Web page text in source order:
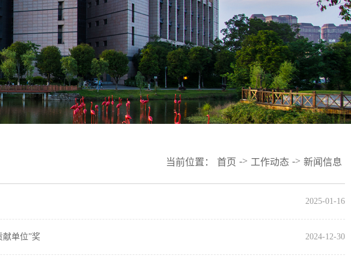
当前位置： 首页 -> 工作动态 -> 新闻信息
2025-01-16
2024-12-30
单位”奖